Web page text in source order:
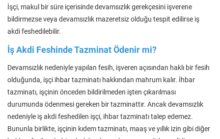
İşçi, makul bir süre içerisinde devamsızlık gerekçesini işverene
bildirmezse veya devamsızlık mazeretsiz olduğu tespit edilirse iş
akdi feshedilebilir.
İş Akdi Feshinde Tazminat Ödenir mi?
Devamsızlık nedeniyle yapılan fesih, işveren açısından haklı bir fesih
olduğunda, işçi ihbar tazminatı hakkından mahrum kalır. İhbar
tazminatı, işçinin önceden bildirilmeden işten çıkarılması
durumunda ödenmesi gereken bir tazminattır. Ancak devamsızlık
nedeniyle iş akdi feshedilen işçi, ihbar tazminatı talep edemez.
Bununla birlikte, işçinin kıdem tazminatı, maaş ve yıllık izin gibi diğer